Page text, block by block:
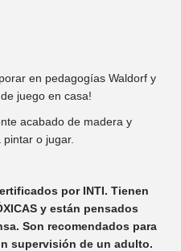
en pedagogías Waldorf y
juego en casa!
acabado de madera y
o jugar.
por INTI. Tienen
y están pensados
Son recomendados para
supervisión de un adulto.